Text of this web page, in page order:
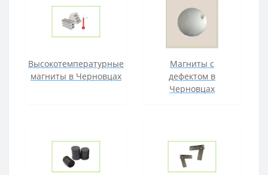
Высокотемпературные
магниты в Черновцах
Магниты с
дефектом в
Черновцах